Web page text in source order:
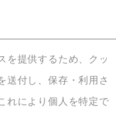
を提供するため、クッ
送付し、保存・利用さ
れにより個人を特定で